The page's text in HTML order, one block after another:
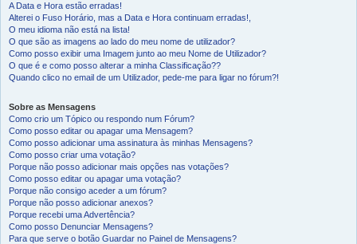
A Data e Hora estão erradas!
Alterei o Fuso Horário, mas a Data e Hora continuam erradas!,
O meu idioma não está na lista!
O que são as imagens ao lado do meu nome de utilizador?
Como posso exibir uma Imagem junto ao meu Nome de Utilizador?
O que é e como posso alterar a minha Classificação??
Quando clico no email de um Utilizador, pede-me para ligar no fórum?!
Sobre as Mensagens
Como crio um Tópico ou respondo num Fórum?
Como posso editar ou apagar uma Mensagem?
Como posso adicionar uma assinatura às minhas Mensagens?
Como posso criar uma votação?
Porque não posso adicionar mais opções nas votações?
Como posso editar ou apagar uma votação?
Porque não consigo aceder a um fórum?
Porque não posso adicionar anexos?
Porque recebi uma Advertência?
Como posso Denunciar Mensagens?
Para que serve o botão Guardar no Painel de Mensagens?